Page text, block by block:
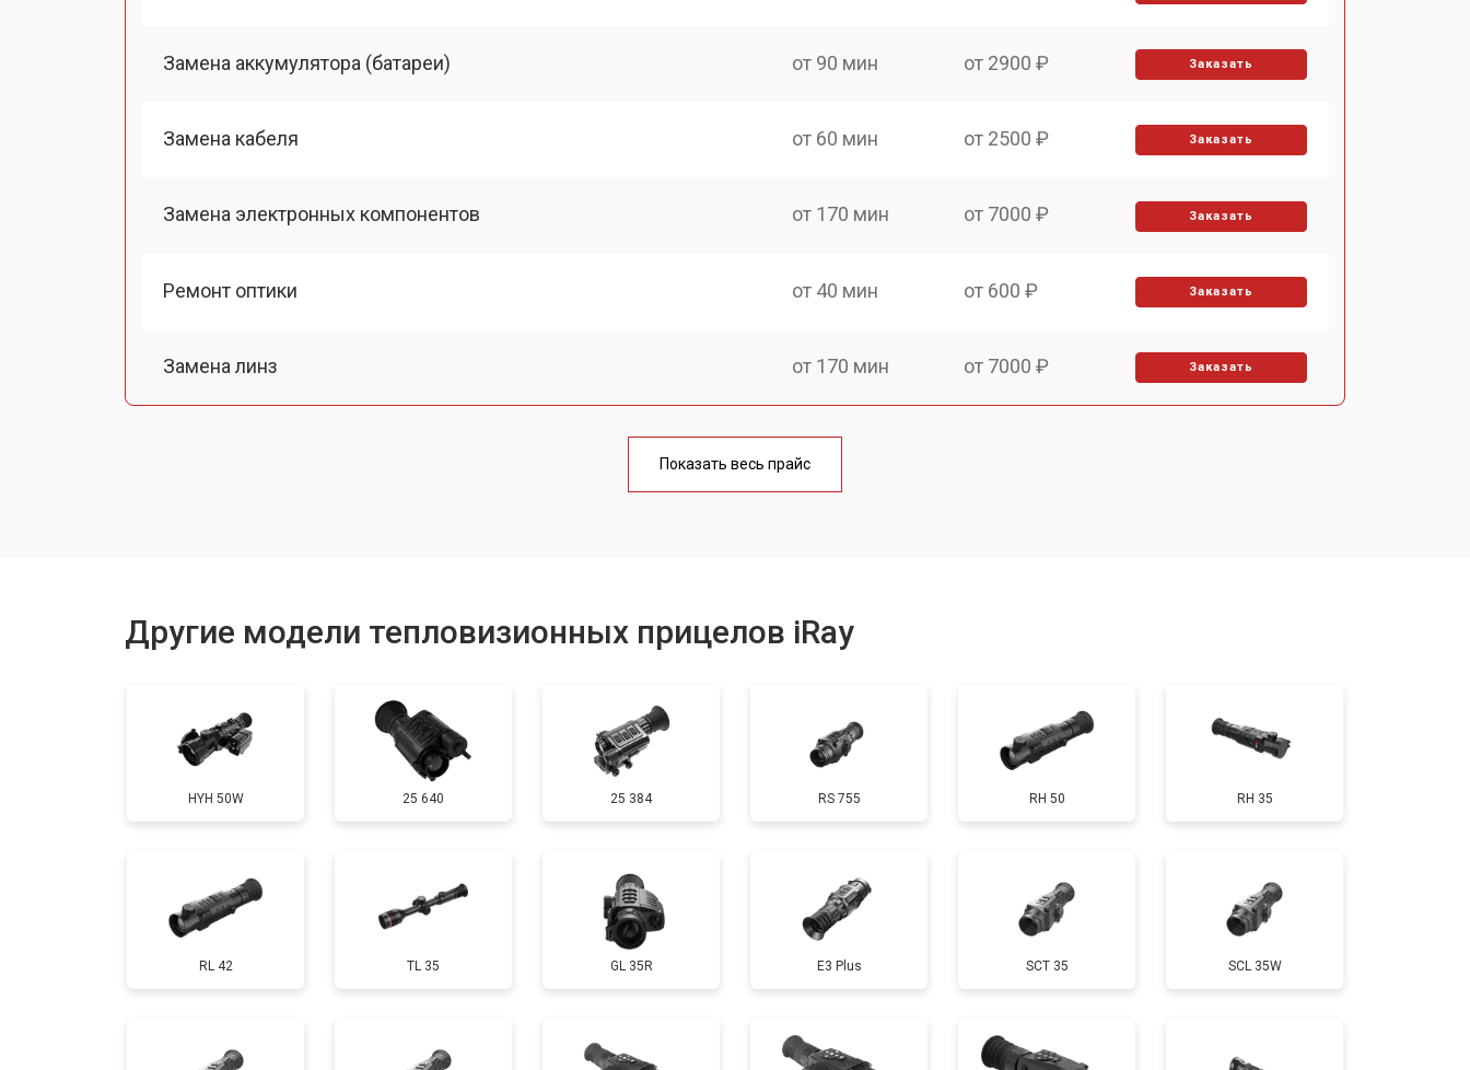
Замена аккумулятора (батареи) от 90 мин от 2900 ₽ Заказать
Замена кабеля от 60 мин от 2500 ₽ Заказать
Замена электронных компонентов от 170 мин от 7000 ₽ Заказать
Ремонт оптики от 40 мин от 600 ₽ Заказать
Замена линз от 170 мин от 7000 ₽ Заказать
от 70 мин
Показать весь прайс
Другие модели тепловизионных прицелов iRay
HYH 50W 25 640 25 384 RS 755 RH 50 RH 35
RL 42 TL 35 GL 35R E3 Plus SCT 35 SCL 35W